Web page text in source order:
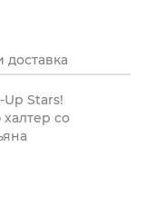
доставка
Stars!
со